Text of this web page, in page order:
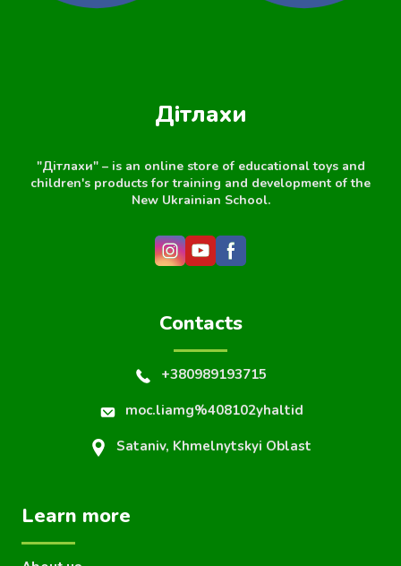
Дітлахи
"Дітлахи" – is an online store of educational toys and
children's products for training and development of the
New Ukrainian School.
Contacts
+380989193715
moc.liamg%408102yhaltid
Sataniv, Khmelnytskyi Oblast
Learn more